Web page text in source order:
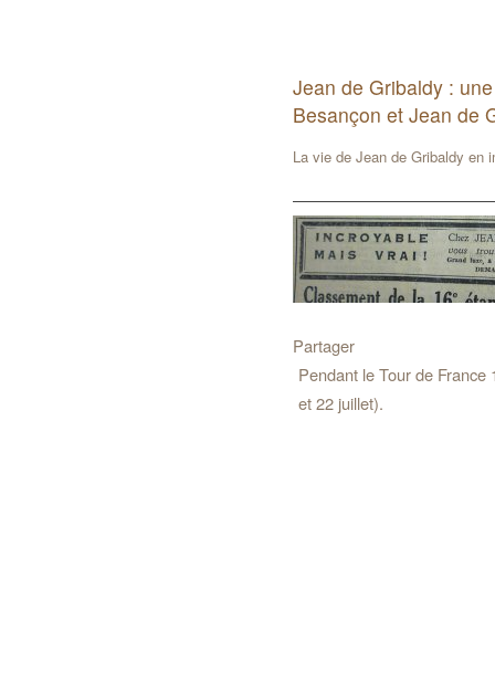
Jean de Gribaldy :
Besançon et Jean de
La vie de Jean de Gribaldy en
Partager
Pendant le Tour de
et 22 juillet).